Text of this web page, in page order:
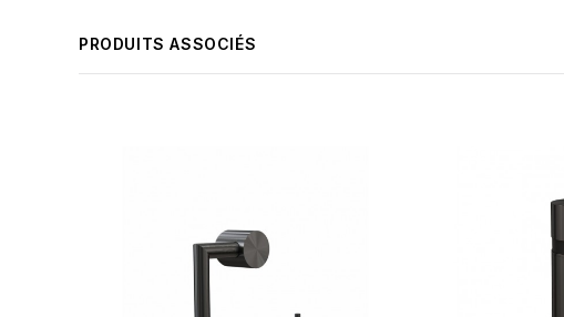
PRODUITS ASSOCIÉS